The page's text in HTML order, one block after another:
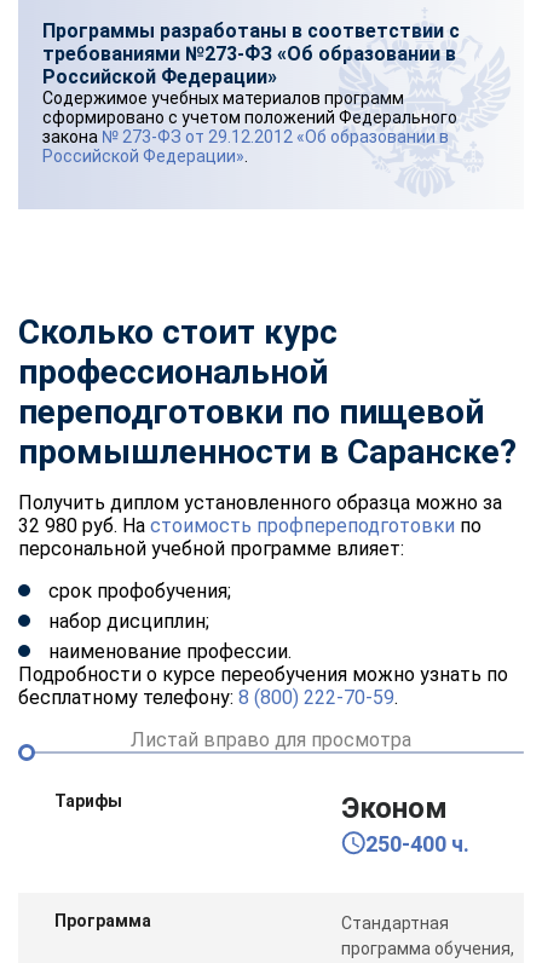
Программы разработаны в соответствии с
требованиями №273-ФЗ «Об образовании в
Российской Федерации»
Содержимое учебных материалов программ
сформировано с учетом положений Федерального
закона № 273-ФЗ от 29.12.2012 «Об образовании в
Российской Федерации»
Сколько стоит курс
профессиональной
переподготовки по пищевой
промышленности в Саранске?
Получить диплом установленного образца можно за
32 980 руб. На стоимость профпереподготовки по
персональной учебной программе влияет:
срок профобучения;
набор дисциплин;
наименование профессии.
Подробности о курсе переобучения можно узнать по
бесплатному телефону: 8 (800) 222-70-59.
Листай вправо для просмотра
Тарифы Эконом
250-400 ч.
Программа
Стандартная
программа обучения,